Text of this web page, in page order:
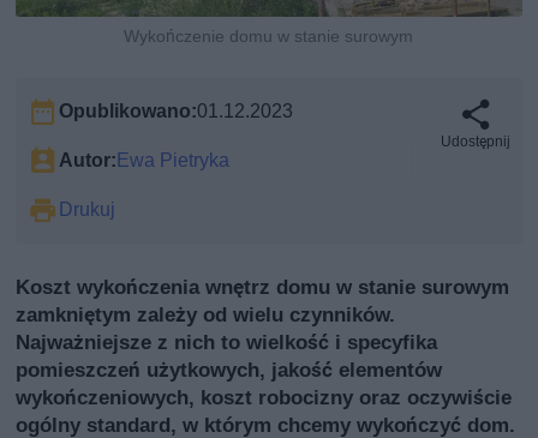
Wykończenie domu w stanie surowym
Opublikowano:01.12.2023
Autor:Ewa Pietryka
Drukuj
Udostępnij
Koszt wykończenia wnętrz domu w stanie surowym
zamkniętym zależy od wielu czynników.
Najważniejsze z nich to wielkość i specyfika
pomieszczeń użytkowych, jakość elementów
wykończeniowych, koszt robocizny oraz oczywiście
ogólny standard, w którym chcemy wykończyć dom.